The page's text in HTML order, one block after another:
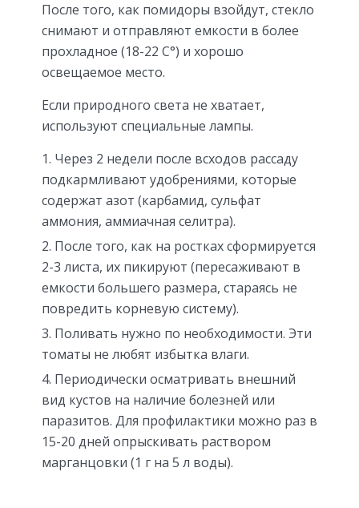
После того, как помидоры взойдут, стекло
снимают и отправляют емкости в более
прохладное (18-22 С°) и хорошо
освещаемое место.
Если природного света не хватает,
используют специальные лампы.
Через 2 недели после всходов рассаду
подкармливают удобрениями, которые
содержат азот (карбамид, сульфат
аммония, аммиачная селитра).
После того, как на ростках сформируется
2-3 листа, их пикируют (пересаживают в
емкости большего размера, стараясь не
повредить корневую систему).
Поливать нужно по необходимости. Эти
томаты не любят избытка влаги.
Периодически осматривать внешний
вид кустов на наличие болезней или
паразитов. Для профилактики можно раз в
15-20 дней опрыскивать раствором
марганцовки (1 г на 5 л воды).